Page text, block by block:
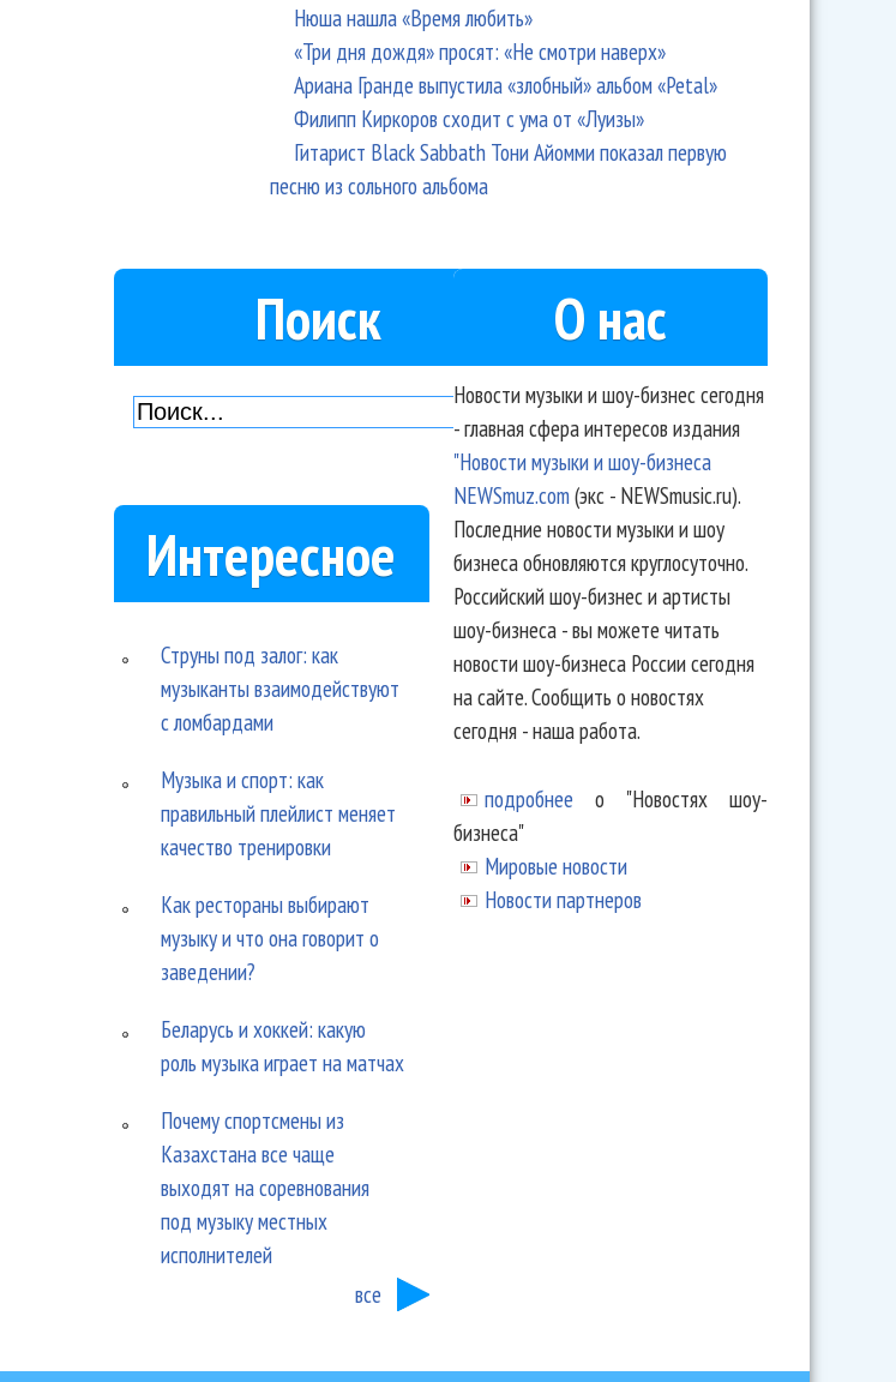
Нюша нашла «Время любить»
«Три дня дождя» просят: «Не смотри наверх»
Ариана Гранде выпустила «злобный» альбом «Petal»
Филипп Киркоров сходит с ума от «Луизы»
Гитарист Black Sabbath Тони Айомми показал первую
песню из сольного альбома
Поиск
Интересное
Струны под залог: как
музыканты взаимодействуют
с ломбардами
Музыка и спорт: как
правильный плейлист меняет
качество тренировки
Как рестораны выбирают
музыку и что она говорит о
заведении?
Беларусь и хоккей: какую
роль музыка играет на матчах
Почему спортсмены из
Казахстана все чаще
выходят на соревнования
под музыку местных
исполнителей
все
О нас
Новости музыки и шоу-бизнес сегодня
- главная сфера интересов издания
"Новости музыки и шоу-бизнеса
NEWSmuz.com(экс - NEWSmusic.ru).
Последние новости музыки и шоу
бизнеса обновляются круглосуточно.
Российский шоу-бизнес и артисты
шоу-бизнеса - вы можете читать
новости шоу-бизнеса России сегодня
на сайте. Сообщить о новостях
сегодня - наша работа.
подробнее о "Новостях шоу-
бизнеса"
Мировые новости
Новости партнеров